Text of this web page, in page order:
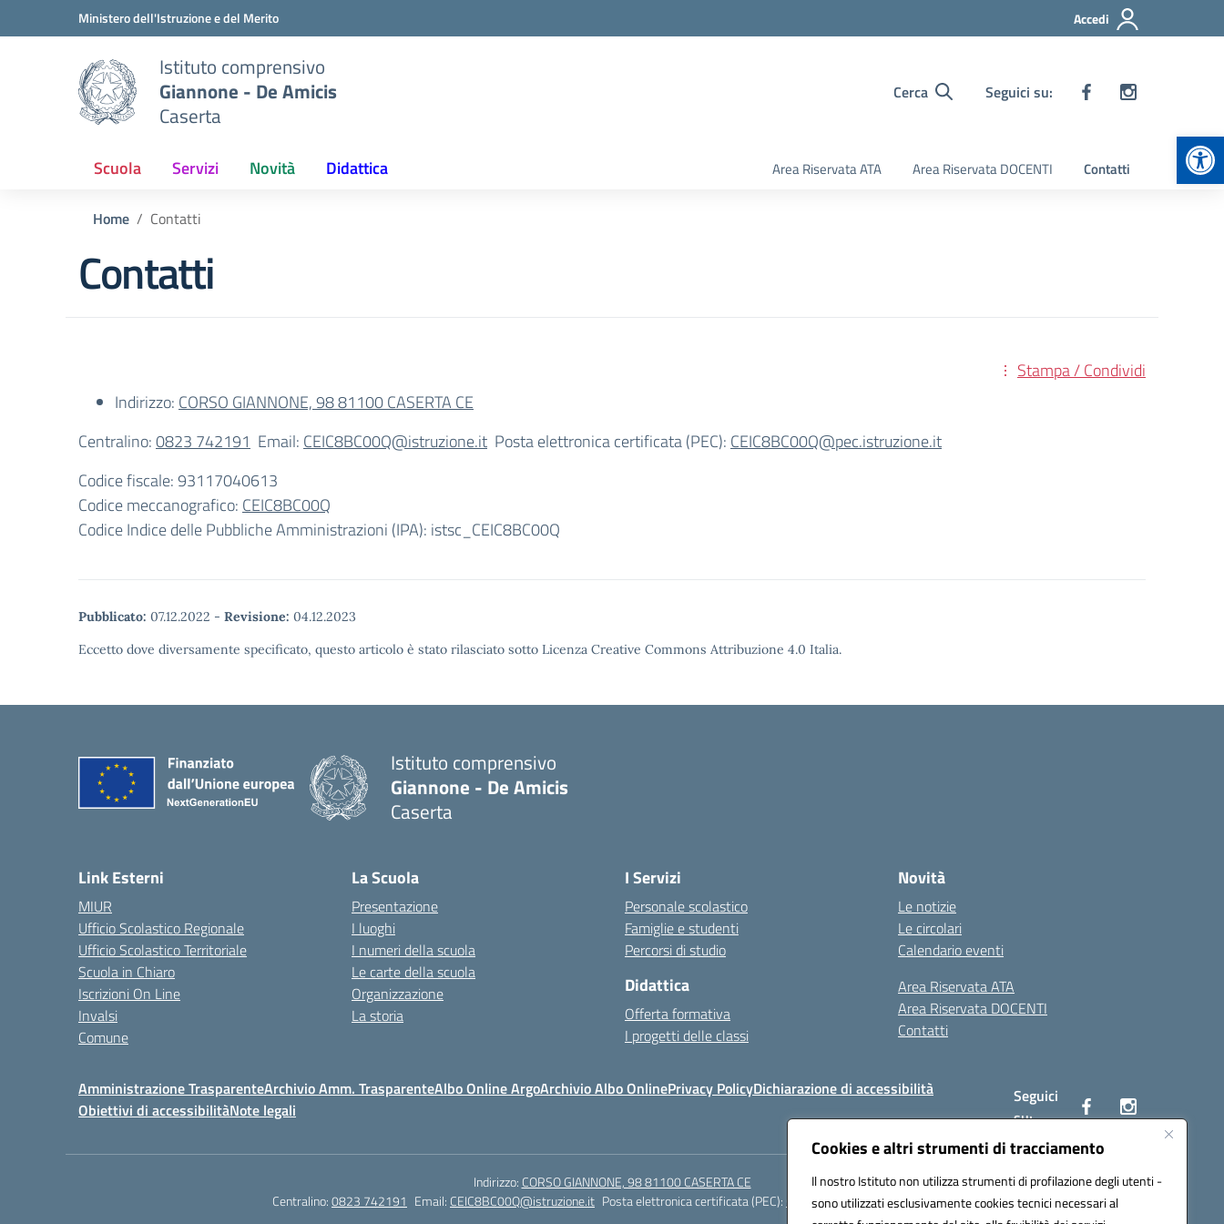
Cookies e altri strumenti di tracciamento
Il nostro Istituto non utilizza strumenti di profilazione degli utenti -
sono utilizzati esclusivamente cookies tecnici necessari al
Vai ai contenuti
Vai al menu di navigazioneMinistero dell'Istruzione e del Merito Accedi
Istituto comprensivo
Giannone - De Amicis
Caserta
Cerca Seguici su:
Scuola Servizi Novità Didattica Area Riservata ATA Area Riservata DOCENTI Contatti
Home Contatti
Contatti
Stampa / Condividi
Indirizzo: CORSO GIANNONE, 98 81100 CASERTA CE
Centralino:0823 742191 Email: CEIC8BC00Q@istruzione.it Posta elettronica certificata (PEC): CEIC8BC00Q@pec.istruzione.it
Codice fiscale: 93117040613
Codice meccanografico: CEIC8BC00Q
Codice Indice delle Pubbliche Amministrazioni (IPA): istsc_CEIC8BC00Q
Pubblicato: 07.12.2022 - Revisione: 04.12.2023
Eccetto dove diversamente specificato, questo articolo è stato rilasciato sotto Licenza Creative Commons Attribuzione 4.0 Italia.
Istituto comprensivo
Giannone - De Amicis
Caserta
Link Esterni
MIUR
Ufficio Scolastico Regionale
Ufficio Scolastico Territoriale
Scuola in Chiaro
Iscrizioni On Line
Invalsi
Comune
La Scuola
Presentazione
I luoghi
I numeri della scuola
Le carte della scuola
Organizzazione
La storia
I Servizi
Personale scolastico
Famiglie e studenti
Percorsi di studio
Didattica
Offerta formativa
I progetti delle classi
Novità
Le notizie
Le circolari
Calendario eventi
Area Riservata ATA
Area Riservata DOCENTI
Contatti
Amministrazione TrasparenteArchivio Amm. TrasparenteAlbo Online ArgoArchivio Albo OnlinePrivacy PolicyDichiarazione di accessibilità
Obiettivi di accessibilitàNote legali
Seguici
su:
Indirizzo: CORSO GIANNONE, 98 81100 CASERTA CE
Centralino:0823 742191 Email: CEIC8BC00Q@istruzione.it Posta elettronica certificata (PEC): CEIC8BC00Q@pec.istruzione.it